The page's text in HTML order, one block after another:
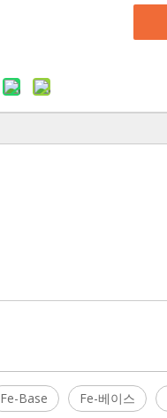
Fe-Base Fe-베이스